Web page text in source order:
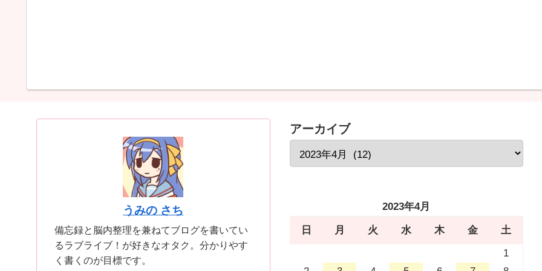
うみの さち
備忘録と脳内整理を兼ねてブログを書いてい
るラブライブ！が好きなオタク。分かりやす
く書くのが目標です。
アーカイブ
2023年4月
日 月 火 水 木 金
土
1